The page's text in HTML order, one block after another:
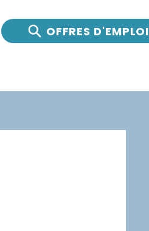
OFFRES D'EMPLOI